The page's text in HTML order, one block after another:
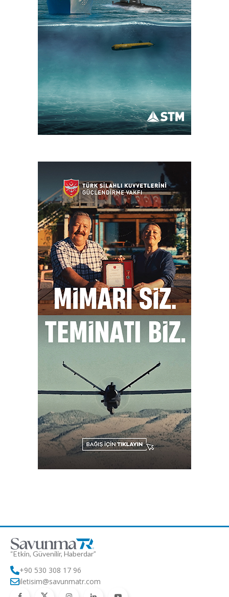
“Etkin, Güvenilir, Haberdar”
+90 530 308 17 96
iletisim@savunmatr.com